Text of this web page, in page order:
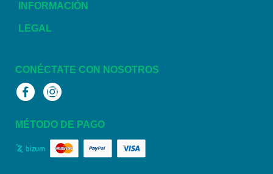
INFORMACIÓN
LEGAL
CONÉCTATE CON NOSOTROS
FacebookInstagram
MÉTODO DE PAGO